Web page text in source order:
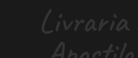
Livraria